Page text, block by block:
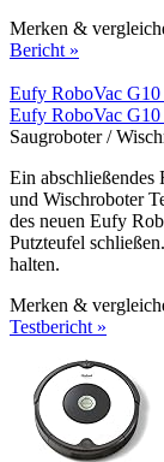
Merken &
Bericht »
Eufy RoboVac
Eufy RoboVac
Saugroboter /
Ein abschließendes
und Wischroboter
des neuen Eufy
Putzteufel
halten.
Merken &
Testbericht »